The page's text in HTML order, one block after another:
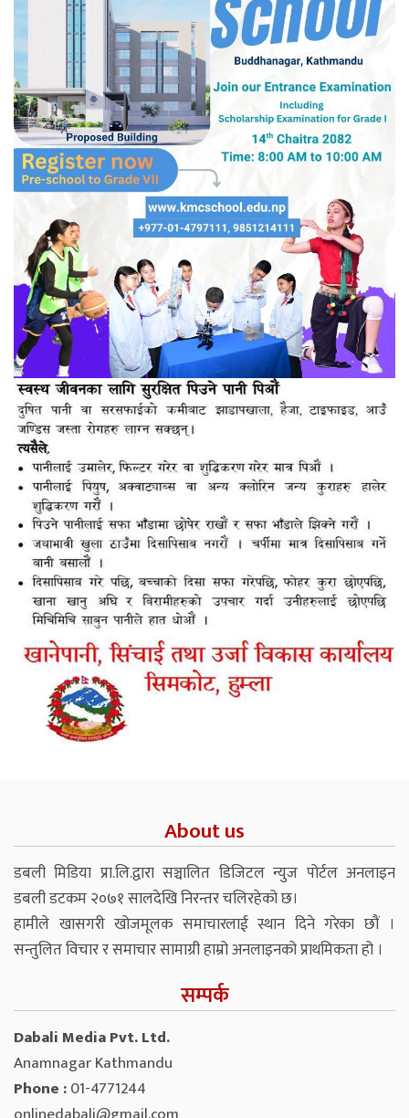
About us
डबली मिडिया प्रा.लि.द्वारा सञ्चालित डिजिटल न्युज पोर्टल अनलाइन
डबली डटकम २०७१ सालदेखि निरन्तर चलिरहेको छ।
हामीले खासगरी खोजमूलक समाचारलाई स्थान दिने गरेका छौं ।
सन्तुलित विचार र समाचार सामाग्री हाम्रो अनलाइनको प्राथमिकता हो ।
सम्पर्क
Dabali Media Pvt. Ltd.
Anamnagar Kathmandu
Phone :01-4771244